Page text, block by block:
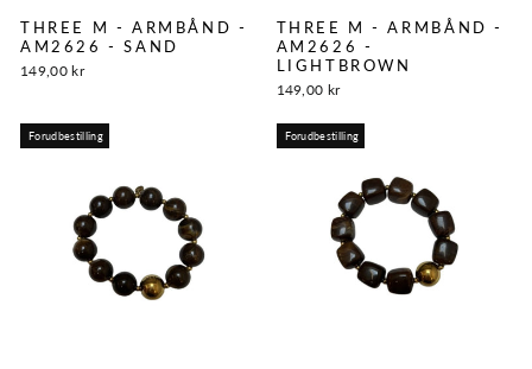
THREE M - ARMBÅND -
AM2626 - SAND
149,00 kr
THREE M - ARMBÅND -
AM2626 -
LIGHTBROWN
149,00 kr
Forudbestilling Forudbestilling